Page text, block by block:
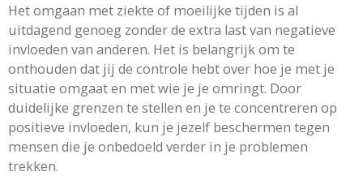
Het omgaan met ziekte of moeilijke tijden is al
uitdagend genoeg zonder de extra last van negatieve
invloeden van anderen. Het is belangrijk om te
onthouden dat jij de controle hebt over hoe je met je
situatie omgaat en met wie je je omringt. Door
duidelijke grenzen te stellen en je te concentreren op
positieve invloeden, kun je jezelf beschermen tegen
mensen die je onbedoeld verder in je problemen
trekken.